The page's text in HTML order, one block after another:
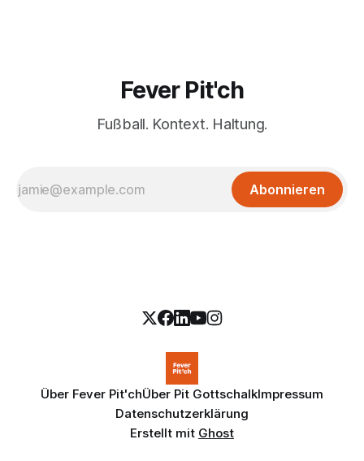
Fever Pit'ch
Fußball. Kontext. Haltung.
Abonnieren
Über Fever Pit'chÜber Pit GottschalkImpressum
Datenschutzerklärung
Erstellt mit Ghost